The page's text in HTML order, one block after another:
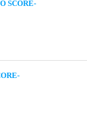
SCORE-